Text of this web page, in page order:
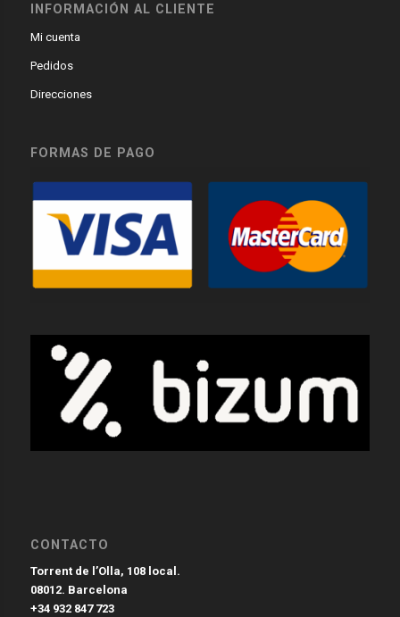
INFORMACIÓN AL CLIENTE
Mi cuenta
Pedidos
Direcciones
FORMAS DE PAGO
CONTACTO
Torrent de l’Olla, 108 local.
08012. Barcelona
+34 932 847 723